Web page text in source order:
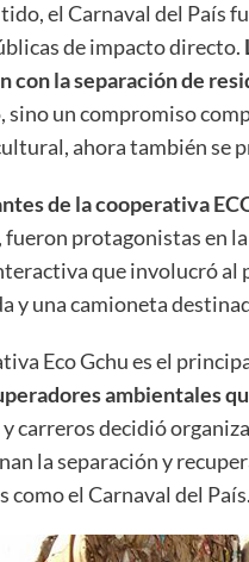
el Carnaval del País
de impacto directo.
con la separación de
sino un compromiso
ahora también se
de la cooperativa
fueron protagonistas en
que involucró al
y una camioneta
Eco Gchu es el
ambientales
carreros decidió
la separación y
como el Carnaval del País.